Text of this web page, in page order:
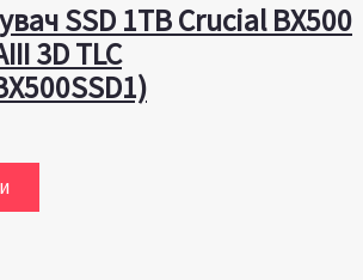
SSD 1TB Crucial BX500
3D TLC